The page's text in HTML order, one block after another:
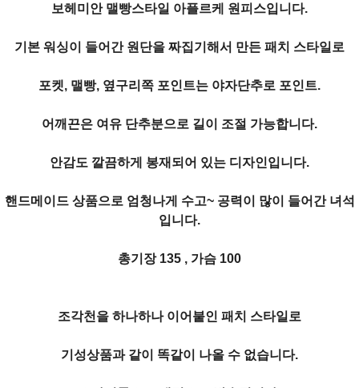
보헤미안 맬빵스타일 아플르케 원피스입니다.
기본 워싱이 들어간 원단을 짜집기해서 만든 패치 스타일로
포켓, 맬빵, 옆구리쪽 포인트는 야자단추로 포인트.
어깨끈은 여유 단추분으로 길이 조절 가능합니다.
안감도 깔끔하게 봉재되어 있는 디자인입니다.
핸드메이드 상품으로 엄청나게 수고~ 공력이 많이 들어간 녀석
입니다.
총기장 135 , 가슴 100
조각천을 하나하나 이어붙인 패치 스타일로
기성상품과 같이 똑같이 나올 수 없습니다.